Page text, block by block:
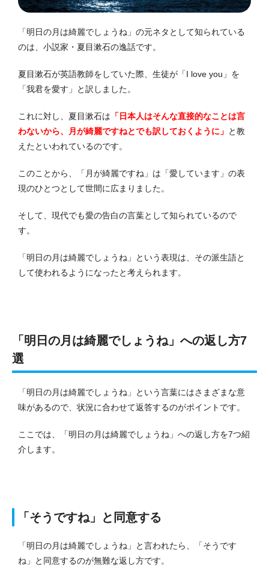
「明日の月は綺麗でしょうね」の元ネタとして知られている
のは、小説家・夏目漱石の逸話です。
夏目漱石が英語教師をしていた際、生徒が「I love you」を
「我君を愛す」と訳しました。
これに対し、夏目漱石は 「日本人はそんな直接的なことは言
わないから、月が綺麗ですねとでも訳しておくように」 と教
えたといわれているのです。
このことから、「月が綺麗ですね」は「愛しています」の表
現のひとつとして世間に広まりました。
そして、現代でも愛の告白の言葉として知られているので
す。
「明日の月は綺麗でしょうね」という表現は、その派生語と
して使われるようになったと考えられます。
「明日の月は綺麗でしょうね」への返し方7
選
「明日の月は綺麗でしょうね」という言葉にはさまざまな意
味があるので、状況に合わせて返答するのがポイントです。
ここでは、「明日の月は綺麗でしょうね」への返し方を7つ紹
介します。
「そうですね」と同意する
「明日の月は綺麗でしょうね」と言われたら、「そうです
ね」と同意するのが無難な返し方です。